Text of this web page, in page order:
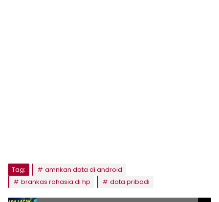
Tag:
amnkan data di android
brankas rahasia di hp
data pribadi